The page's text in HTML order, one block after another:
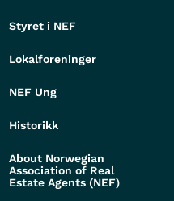
Styret i NEF
Lokalforeninger
NEF Ung
Historikk
About Norwegian
Association of Real
Estate Agents (NEF)